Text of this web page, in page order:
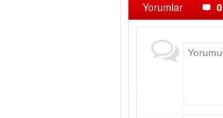
Yorumlar 0